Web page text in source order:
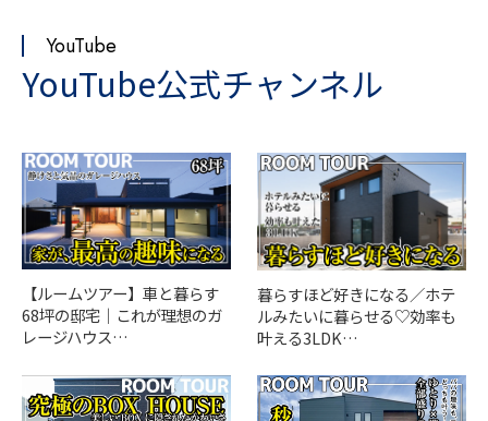
YouTube
YouTube公式チャンネル
【ルームツアー】車と暮らす
68坪の邸宅｜これが理想のガ
レージハウス…
暮らすほど好きになる／ホテ
ルみたいに暮らせる♡効率も
叶える3LDK…